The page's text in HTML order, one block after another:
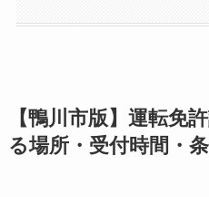
【鴨川市版】運転免
る場所・受付時間・